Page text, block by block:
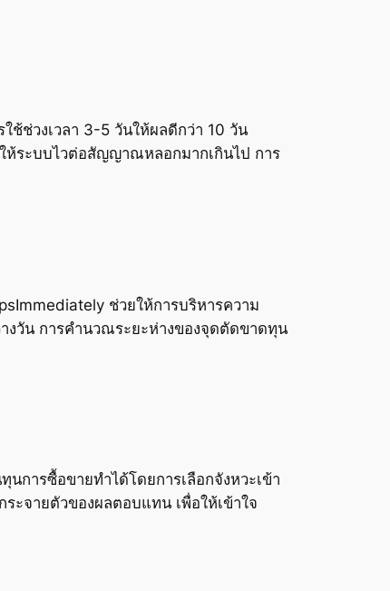
ช้ช่วงเวลา 3-5 วันให้ผลดีกว่า 10 วัน
ให้ระบบไวต่อสัญญาณหลอกมากเกินไป การ
ช่วยให้การบริหารความ
งวัน การคำนวณระยะห่างของจุดตัดขาดทุน
การซื้อขายทำได้โดยการเลือกจังหวะเข้า
ะจายตัวของผลตอบแทน เพื่อให้เข้าใจ